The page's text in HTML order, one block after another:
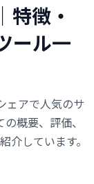
特徴・
ール一
ェアで人気のサ
概要、評価、
介しています。